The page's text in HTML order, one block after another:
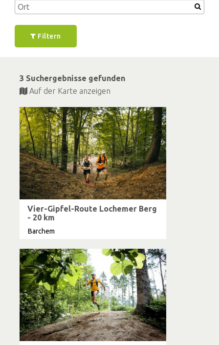
Filtern
3 Suchergebnisse gefunden
Auf der Karte anzeigen
Vier-Gipfel-Route Lochemer Berg
- 20 km
Barchem